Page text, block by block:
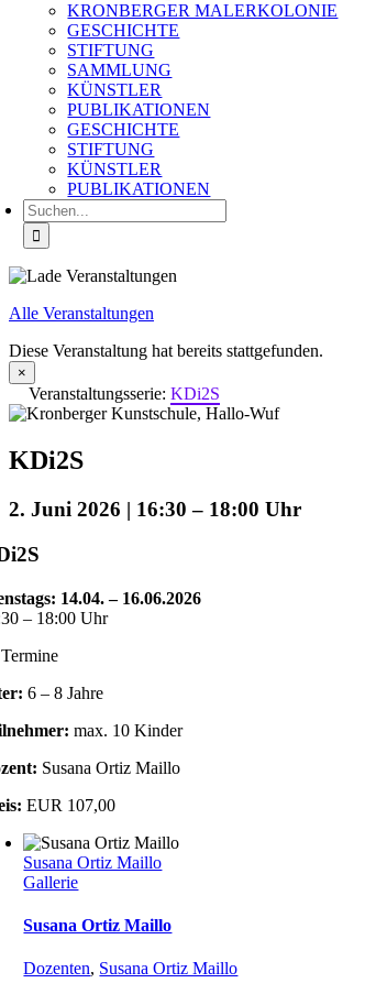
KRONBERGER MALERKOLONIE
GESCHICHTE
STIFTUNG
SAMMLUNG
KÜNSTLER
PUBLIKATIONEN
GESCHICHTE
STIFTUNG
KÜNSTLER
PUBLIKATIONEN
Suche
nach:
Alle Veranstaltungen
Diese Veranstaltung hat bereits stattgefunden.
×
Veranstaltungsserie: KDi2S
KDi2S
2. Juni 2026 | 16:30 – 18:00
14.04. – 16.06.2026
– 18:00 Uhr
6 – 8 Jahre
max. 10 Kinder
Susana Ortiz Maillo
EUR 107,00
Susana Ortiz Maillo
Gallerie
Susana Ortiz Maillo
Dozenten, Susana Ortiz Maillo